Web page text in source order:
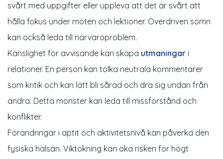
svårt med uppgifter eller uppleva att det är svårt att
hålla fokus under möten och lektioner. Överdriven sömn
kan också leda till närvaroproblem.
Känslighet för avvisande kan skapa utmaningar i
relationer. En person kan tolka neutrala kommentarer
som kritik och kan lätt bli sårad och dra sig undan från
andra. Detta mönster kan leda till missförstånd och
konflikter.
Förändringar i aptit och aktivitetsnivå kan påverka den
fysiska hälsan. Viktökning kan öka risken för högt